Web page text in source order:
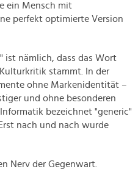
ein Mensch mit
perfekt optimierte Version
ist nämlich, dass das Wort
stammt. In der
ohne Markenidentität –
und ohne besonderen
bezeichnet "generic"
nach und nach wurde
Nerv der Gegenwart.